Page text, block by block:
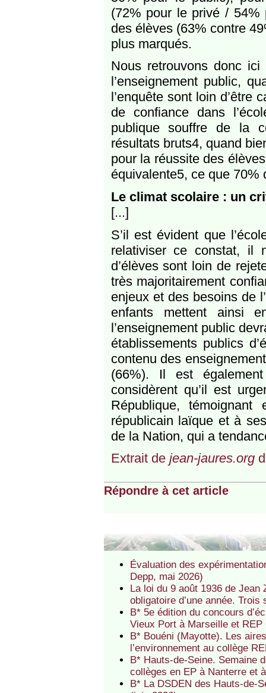
(72% pour le privé / 54%
des élèves (63% contre
plus marqués.
Nous retrouvons donc
l’enseignement public,
l’enquête sont loin
de confiance dans
publique souffre de la
résultats bruts4, quand
pour la réussite des
équivalente5, ce que 70%
Le climat scolaire : un
[...]
S’il est évident que
relativiser ce constat, il
d’élèves sont loin de
très majoritairement
enjeux et des besoins de
enfants mettent ainsi
l’enseignement public
établissements publics
contenu des
(66%). Il est
considèrent qu’il est
République,
républicain laïque et à
de la Nation, qui a
Extrait de jean-jaures.org
Répondre à cet article
Évaluation des
Depp, mai 2026)
La loi du 9 août 1936 de Jean
obligatoire d’une année.
B* 5e édition du concours
Vieux Port à Marseille et
B* Bouéni (Mayotte). Les
l’environnement au collège
B* Hauts-de-Seine. Semaine
collèges en EP à Nanterre et
B* La DSDEN des Hauts-de-